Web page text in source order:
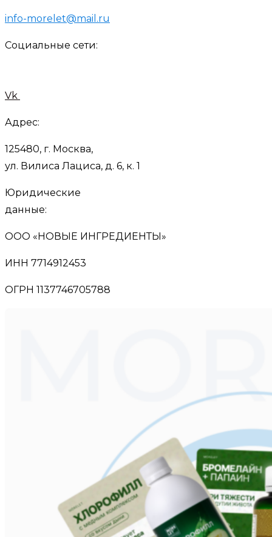
info-morelet@mail.ru
Социальные сети:
Vk
Адрес:
125480, г. Москва,
ул. Вилиса Лациса, д. 6, к. 1
Юридические
данные:
ООО «НОВЫЕ ИНГРЕДИЕНТЫ»
ИНН 7714912453
ОГРН 1137746705788